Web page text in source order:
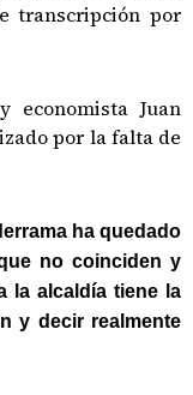
transcripción por
economista Juan
por la falta de
ha quedado
no coinciden y
la alcaldía tiene la
y decir realmente